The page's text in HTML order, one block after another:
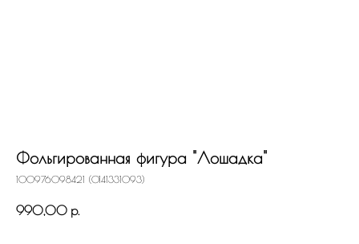
Фольгированная фигура "Лошадка"
100976098421 (0141331093)
990,00 р.